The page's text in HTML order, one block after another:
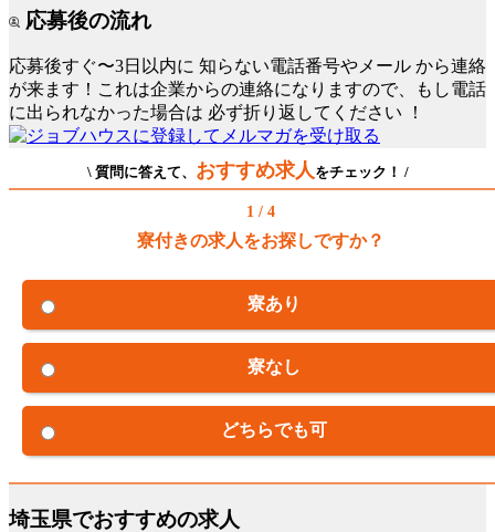
応募後の流れ
応募後すぐ〜3日以内に 知らない電話番号やメール から連絡
が来ます！これは企業からの連絡になりますので、もし電話
に出られなかった場合は 必ず折り返してください ！
\ 質問に答えて、 おすすめ求人をチェック！ /
1 / 4
寮付きの求人をお探しですか？
寮あり
寮なし
どちらでも可
埼玉県でおすすめの求人